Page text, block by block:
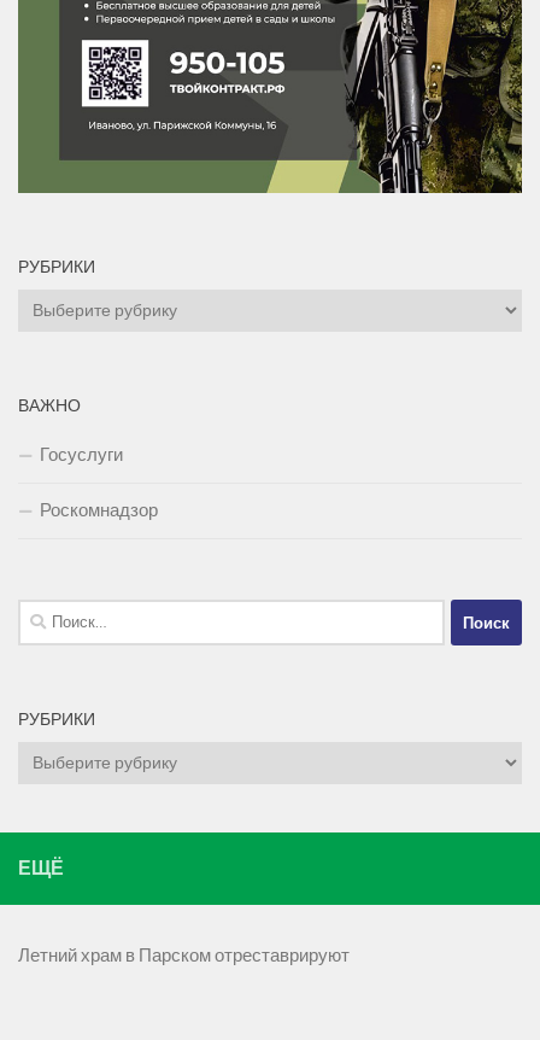
РУБРИКИ
Рубрики
ВАЖНО
Госуслуги
Роскомнадзор
Найти:
РУБРИКИ
Рубрики
ЕЩЁ
Летний храм в Парском отреставрируют